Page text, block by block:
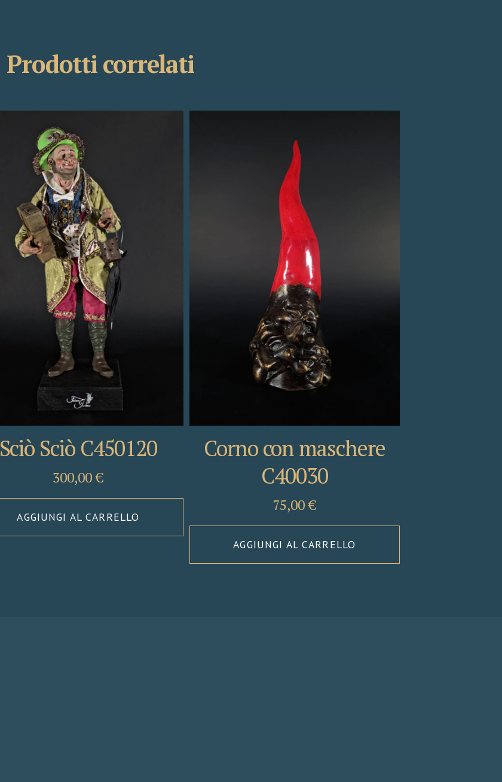
Prodotti correlati
Sciò Sciò C450120
300,00€
AGGIUNGI AL CARRELLO
Corno con maschere
C40030
75,00€
AGGIUNGI AL CARRELLO